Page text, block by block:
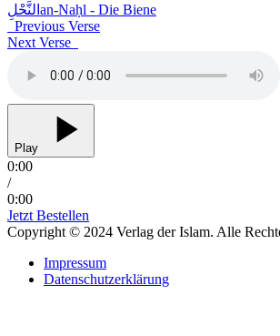
النَّحْلِ an-Naḥl - Die Biene
Previous Verse
Next Verse
Play
0:00
/
0:00
Jetzt Bestellen
Copyright © 2024 Verlag der Islam. Alle
Impressum
Datenschutzerklärung